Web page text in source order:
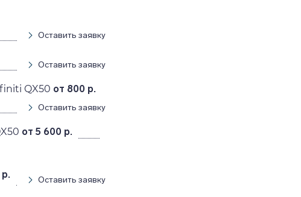
Оставить заявку
Оставить заявку
QX50 от 800 р.
Оставить заявку
от 5 600 р.
Оставить заявку